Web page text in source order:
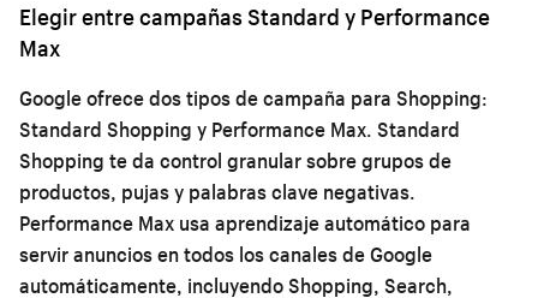
Elegir entre campañas Standard y Performance
Max
Google ofrece dos tipos de campaña para Shopping:
Standard Shopping y Performance Max. Standard
Shopping te da control granular sobre grupos de
productos, pujas y palabras clave negativas.
Performance Max usa aprendizaje automático para
servir anuncios en todos los canales de Google
automáticamente, incluyendo Shopping, Search,